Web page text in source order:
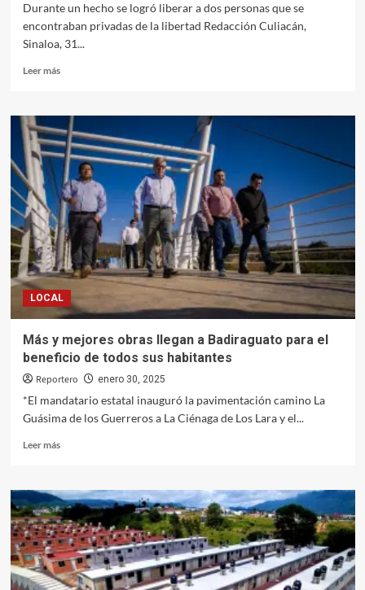
Durante un hecho se logró liberar a dos personas que se
encontraban privadas de la libertad Redacción Culiacán,
Sinaloa, 31...
Leer másLeer
Aseguran
civiles,
armas,
drogas
y
destruyen
plantíos
en
distintos
hechos
en
y
Elota
LOCAL
Más y mejores obras llegan a Badiraguato para el
beneficio de todos sus habitantes
Reportero enero 30, 2025
*El mandatario estatal inauguró la pavimentación camino La
Guásima de los Guerreros a La Ciénaga de Los Lara y el...
Leer másLeer
Más
y
mejores
obras
llegan
a
Badiraguato